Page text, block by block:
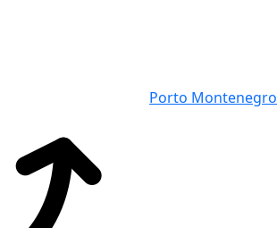
Porto Montenegro